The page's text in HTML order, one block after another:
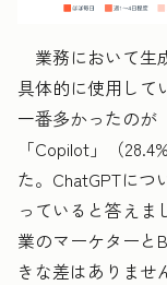
業務において生
具体的に使用して
一番多かったのが
「Copilot」（
た。ChatGPTにつ
っていると答え
業のマーケターと
きな差はありませ